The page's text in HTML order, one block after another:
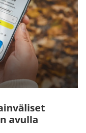
avulla